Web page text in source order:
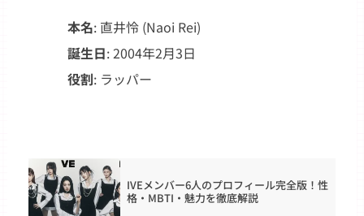
本名: 直井怜 (Naoi Rei)
誕生日: 2004年2月3日
役割: ラッパー
IVEメンバー6人のプロフィール完全版！性
格・MBTI・魅力を徹底解説